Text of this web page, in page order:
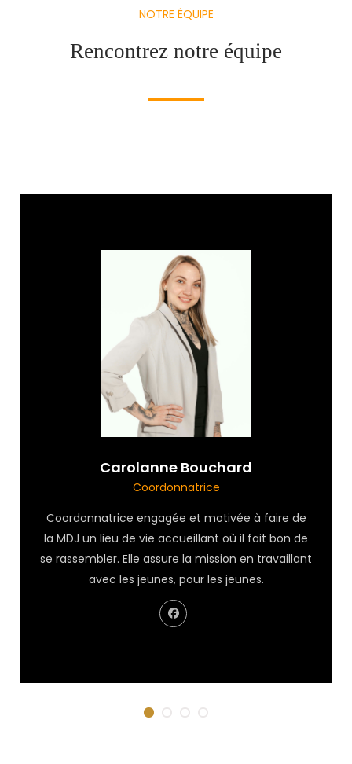
NOTRE ÉQUIPE
Rencontrez notre équipe
Carolanne Bouchard
Carolanne Bouchard
Coordonnatrice
Coordonnatrice engagée et motivée à faire de
la MDJ un lieu de vie accueillant où il fait bon de
se rassembler. Elle assure la mission en travaillant
avec les jeunes, pour les jeunes.